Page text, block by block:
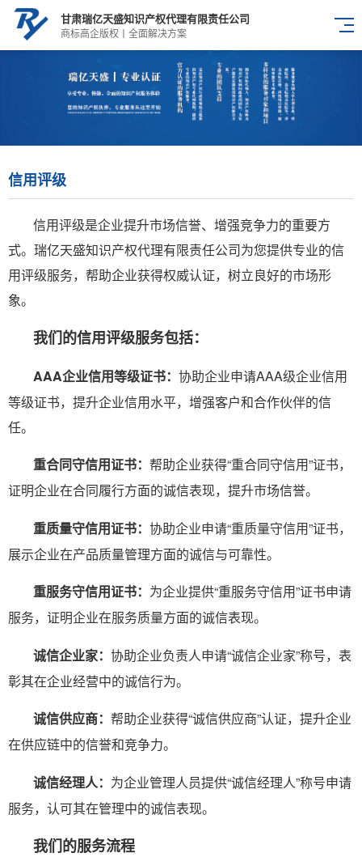
甘肃瑞亿天盛知识产权代理有限责任公司
商标高企版权丨全面解决方案
信用评级
信用评级是企业提升市场信誉、增强竞争力的重要方
式。瑞亿天盛知识产权代理有限责任公司为您提供专业的信
用评级服务，帮助企业获得权威认证，树立良好的市场形
象。
我们的信用评级服务包括：
AAA企业信用等级证书： 协助企业申请AAA级企业信用
等级证书，提升企业信用水平，增强客户和合作伙伴的信
任。
重合同守信用证书： 帮助企业获得“重合同守信用”证书，
证明企业在合同履行方面的诚信表现，提升市场信誉。
重质量守信用证书： 协助企业申请“重质量守信用”证书，
展示企业在产品质量管理方面的诚信与可靠性。
重服务守信用证书： 为企业提供“重服务守信用”证书申请
服务，证明企业在服务质量方面的诚信表现。
诚信企业家： 协助企业负责人申请“诚信企业家”称号，表
彰其在企业经营中的诚信行为。
诚信供应商： 帮助企业获得“诚信供应商”认证，提升企业
在供应链中的信誉和竞争力。
诚信经理人： 为企业管理人员提供“诚信经理人”称号申请
服务，认可其在管理中的诚信表现。
我们的服务流程